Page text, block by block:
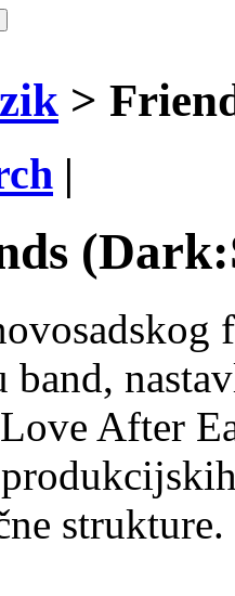
>
|
band,
After
strukture.